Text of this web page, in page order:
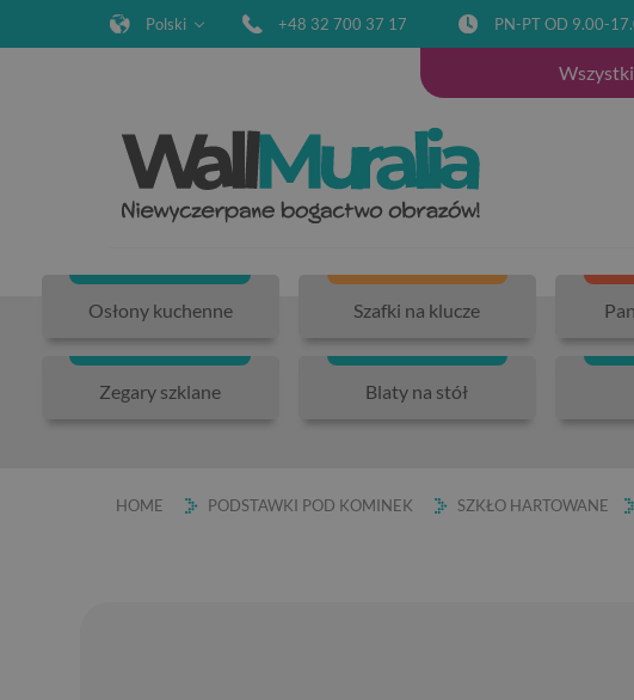
Polski +48 32 700 37 17 PN-PT OD 9.00-
Osłony kuchenne Szafki na klucze
Zegary szklane Blaty na stół
HOME PODSTAWKI POD KOMINEK SZKŁO HARTOWANE